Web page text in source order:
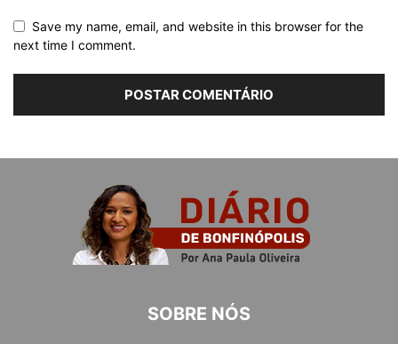
Save my name, email, and website in this browser for the
next time I comment.
SOBRE NÓS